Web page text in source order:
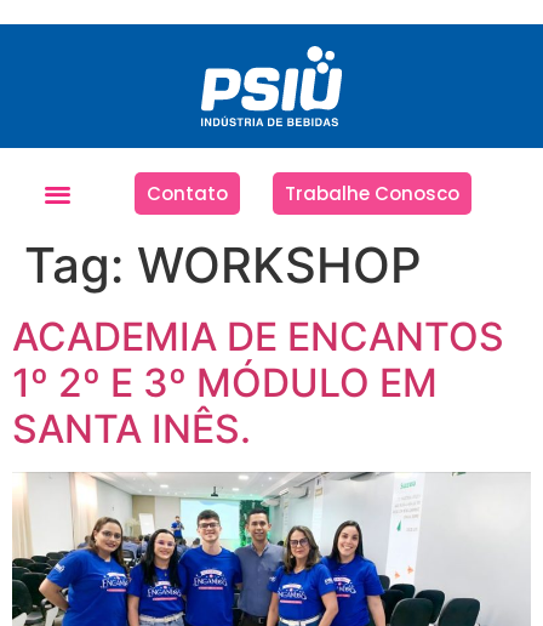
Contato Trabalhe Conosco
Tag: WORKSHOP
ACADEMIA DE ENCANTOS
1º 2º E 3º MÓDULO EM
SANTA INÊS.